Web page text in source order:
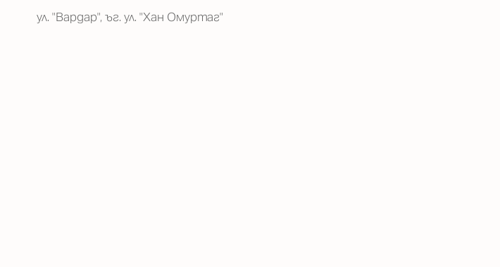
ул. "Вардар", ъг. ул. "Хан Омуртаг"